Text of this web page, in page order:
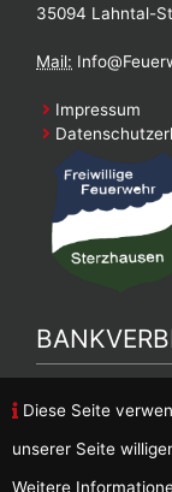
Diese Seite
unserer Seite
Weitere
35094 Lahntal-
Mail:
Impressum
Bankverbindung
Inhaber: FFW